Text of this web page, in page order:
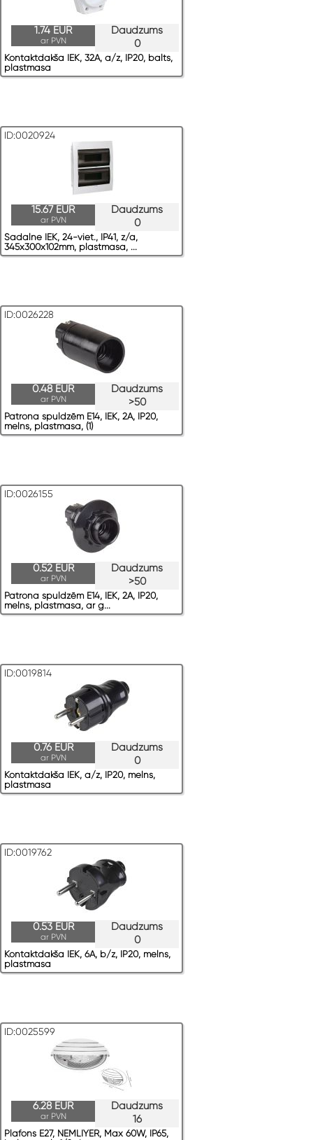
Daudzums
0
1.74 EUR
ar PVN
Kontaktdakša IEK, 32A, a/z, IP20, balts,
plastmasa
ID:0020924
Daudzums
0
15.67 EUR
ar PVN
Sadalne IEK, 24-viet., IP41, z/a,
345x300x102mm, plastmasa, ...
ID:0026228
Daudzums
>50
0.48 EUR
ar PVN
Patrona spuldzēm E14, IEK, 2A, IP20,
melns, plastmasa, (1)
ID:0026155
Daudzums
>50
0.52 EUR
ar PVN
Patrona spuldzēm E14, IEK, 2A, IP20,
melns, plastmasa, ar g...
ID:0019814
Daudzums
0
0.76 EUR
ar PVN
Kontaktdakša IEK, a/z, IP20, melns,
plastmasa
ID:0019762
Daudzums
0
0.53 EUR
ar PVN
Kontaktdakša IEK, 6A, b/z, IP20, melns,
plastmasa
ID:0025599
Daudzums
16
6.28 EUR
ar PVN
Plafons E27, NEMLIYER, Max 60W, IP65,